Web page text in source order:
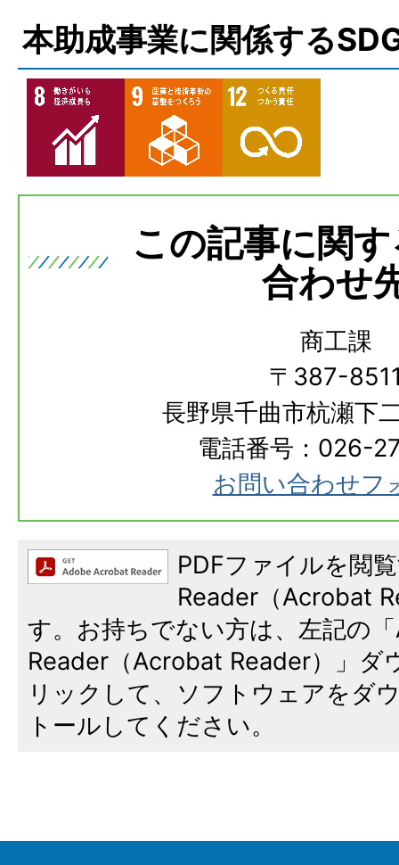
本助成事業に関係する
この記事に関
合わせ
商工課
〒387-
長野県千曲市杭瀬下
電話番号：026-
お問い合わせフ
PDFファイルを閲
Reader（Acrobat
す。お持ちでない方は、左記の
Reader（Acrobat Reader）」ダ
リックして、ソフトウェアをダ
トールしてください。